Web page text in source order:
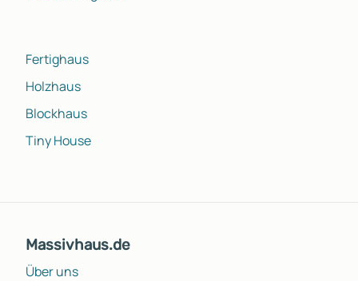
Fertighaus
Holzhaus
Blockhaus
Tiny House
Massivhaus.de
Über uns